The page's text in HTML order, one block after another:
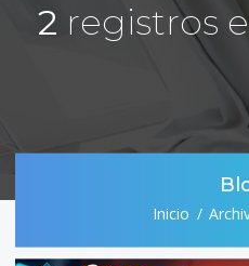
2 registros
Inicio